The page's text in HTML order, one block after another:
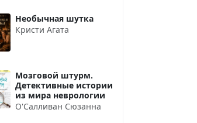
Необычная шутка
Кристи Агата
Мозговой штурм.
Детективные истории
из мира неврологии
О'Салливан Сюзанна